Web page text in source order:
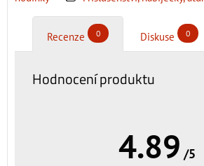
Recenze 0 Diskuse 0
Hodnocení produktu
4.89 /5